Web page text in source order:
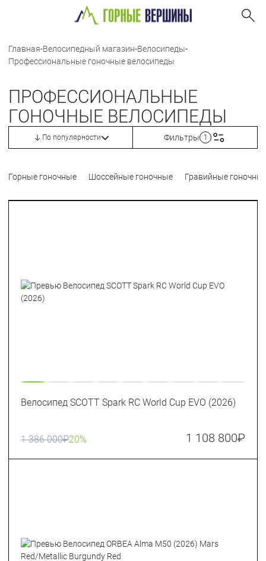
Главная-Велосипедный магазин-Велосипеды-
Профессиональные гоночные велосипеды
ПРОФЕССИОНАЛЬНЫЕ
ГОНОЧНЫЕ ВЕЛОСИПЕДЫ
По популярности Фильтры 1
Горные гоночные Шоссейные гоночные Гравийные
Велосипед SCOTT Spark RC World Cup EVO (2026)
1 386 000₽20% 1 108 800₽